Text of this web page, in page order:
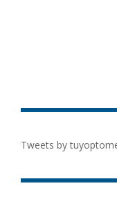
Tweets by